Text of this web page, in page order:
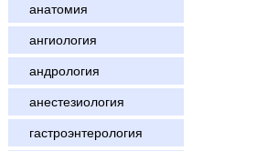
анатомия
ангиология
андрология
анестезиология
гастроэнтерология